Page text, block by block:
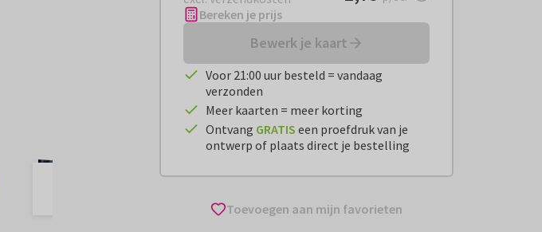
Bereken je prijs
Bewerk je kaart
Voor 21:00 uur besteld = vandaag
verzonden
Meer kaarten = meer korting
Ontvang GRATIS een proefdruk van je
ontwerp of plaats direct je bestelling
Toevoegen aan mijn favorieten